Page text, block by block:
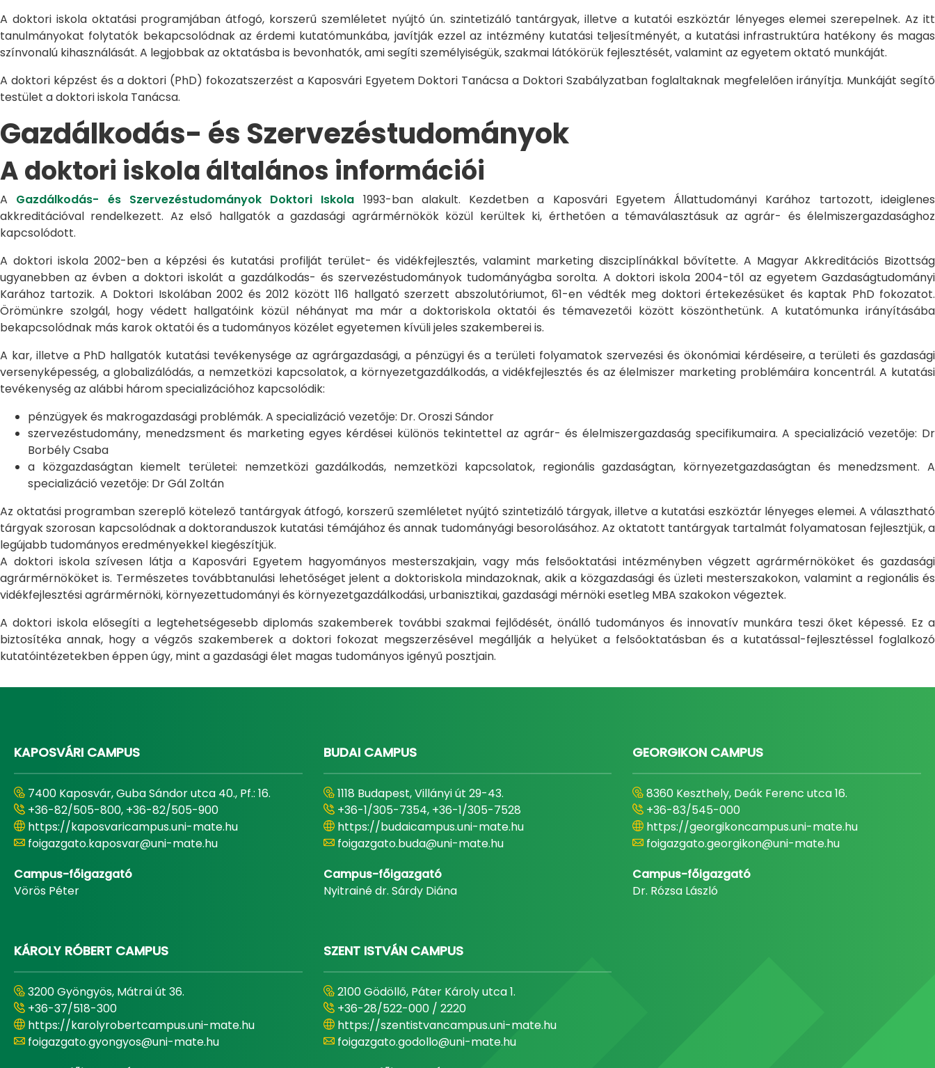
A doktori iskola oktatási programjában átfogó, korszerű szemléletet nyújtó ún. szintetizáló tantárgyak, illetve a kutatói eszköztár lényeges elemei szerepelnek. Az itt
tanulmányokat folytatók bekapcsolódnak az érdemi kutatómunkába, javítják ezzel az intézmény kutatási teljesítményét, a kutatási infrastruktúra hatékony és magas
színvonalú kihasználását. A legjobbak az oktatásba is bevonhatók, ami segíti személyiségük, szakmai látókörük fejlesztését, valamint az egyetem oktató munkáját.
A doktori képzést és a doktori (PhD) fokozatszerzést a Kaposvári Egyetem Doktori Tanácsa a Doktori Szabályzatban foglaltaknak megfelelően irányítja. Munkáját segítő
testület a doktori iskola Tanácsa.
Gazdálkodás- és Szervezéstudományok
A doktori iskola általános információi
A Gazdálkodás- és Szervezéstudományok Doktori Iskola 1993-ban alakult. Kezdetben a Kaposvári Egyetem Állattudományi Karához tartozott, ideiglenes
akkreditációval rendelkezett. Az első hallgatók a gazdasági agrármérnökök közül kerültek ki, érthetően a témaválasztásuk az agrár- és élelmiszergazdasághoz
kapcsolódott.
A doktori iskola 2002-ben a képzési és kutatási profilját terület- és vidékfejlesztés, valamint marketing diszciplínákkal bővítette. A Magyar Akkreditációs Bizottság
ugyanebben az évben a doktori iskolát a gazdálkodás- és szervezéstudományok tudományágba sorolta. A doktori iskola 2004-től az egyetem Gazdaságtudományi
Karához tartozik. A Doktori Iskolában 2002 és 2012 között 116 hallgató szerzett abszolutóriumot, 61-en védték meg doktori értekezésüket és kaptak PhD fokozatot.
Örömünkre szolgál, hogy védett hallgatóink közül néhányat ma már a doktoriskola oktatói és témavezetői között köszönthetünk. A kutatómunka irányításába
bekapcsolódnak más karok oktatói és a tudományos közélet egyetemen kívüli jeles szakemberei is.
A kar, illetve a PhD hallgatók kutatási tevékenysége az agrárgazdasági, a pénzügyi és a területi folyamatok szervezési és ökonómiai kérdéseire, a területi és gazdasági
versenyképesség, a globalizálódás, a nemzetközi kapcsolatok, a környezetgazdálkodás, a vidékfejlesztés és az élelmiszer marketing problémáira koncentrál. A kutatási
tevékenység az alábbi három specializációhoz kapcsolódik:
pénzügyek és makrogazdasági problémák. A specializáció vezetője: Dr. Oroszi Sándor
szervezéstudomány, menedzsment és marketing egyes kérdései különös tekintettel az agrár- és élelmiszergazdaság specifikumaira. A specializáció vezetője: Dr
Borbély Csaba
a közgazdaságtan kiemelt területei: nemzetközi gazdálkodás, nemzetközi kapcsolatok, regionális gazdaságtan, környezetgazdaságtan és menedzsment. A
specializáció vezetője: Dr Gál Zoltán
Az oktatási programban szereplő kötelező tantárgyak átfogó, korszerű szemléletet nyújtó szintetizáló tárgyak, illetve a kutatási eszköztár lényeges elemei. A választható
tárgyak szorosan kapcsolódnak a doktoranduszok kutatási témájához és annak tudományági besorolásához. Az oktatott tantárgyak tartalmát folyamatosan fejlesztjük, a
legújabb tudományos eredményekkel kiegészítjük.
A doktori iskola szívesen látja a Kaposvári Egyetem hagyományos mesterszakjain, vagy más felsőoktatási intézményben végzett agrármérnököket és gazdasági
agrármérnököket is. Természetes továbbtanulási lehetőséget jelent a doktoriskola mindazoknak, akik a közgazdasági és üzleti mesterszakokon, valamint a regionális és
vidékfejlesztési agrármérnöki, környezettudományi és környezetgazdálkodási, urbanisztikai, gazdasági mérnöki esetleg MBA szakokon végeztek.
A doktori iskola elősegíti a legtehetségesebb diplomás szakemberek további szakmai fejlődését, önálló tudományos és innovatív munkára teszi őket képessé. Ez a
biztosítéka annak, hogy a végzős szakemberek a doktori fokozat megszerzésével megállják a helyüket a felsőoktatásban és a kutatással-fejlesztéssel foglalkozó
kutatóintézetekben éppen úgy, mint a gazdasági élet magas tudományos igényű posztjain.
KAPOSVÁRI CAMPUS
7400 Kaposvár, Guba Sándor utca 40., Pf.: 16.
+36-82/505-800, +36-82/505-900
https://kaposvaricampus.uni-mate.hu
foigazgato.kaposvar@uni-mate.hu
Campus-főigazgató
Vörös Péter
BUDAI CAMPUS
1118 Budapest, Villányi út 29-43.
+36-1/305-7354, +36-1/305-7528
https://budaicampus.uni-mate.hu
foigazgato.buda@uni-mate.hu
Campus-főigazgató
Nyitrainé dr. Sárdy Diána
GEORGIKON CAMPUS
8360 Keszthely, Deák Ferenc utca 16.
+36-83/545-000
https://georgikoncampus.uni-mate.hu
foigazgato.georgikon@uni-mate.hu
Campus-főigazgató
Dr. Rózsa László
KÁROLY RÓBERT CAMPUS
3200 Gyöngyös, Mátrai út 36.
+36-37/518-300
https://karolyrobertcampus.uni-mate.hu
foigazgato.gyongyos@uni-mate.hu
SZENT ISTVÁN CAMPUS
2100 Gödöllő, Páter Károly utca 1.
+36-28/522-000 / 2220
https://szentistvancampus.uni-mate.hu
foigazgato.godollo@uni-mate.hu